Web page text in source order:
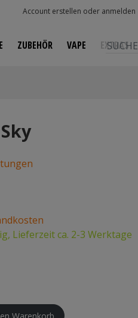
Account erstellen oder anmelden
ZUBEHÖR VAPE EXTRAS
Lieferzeit ca. 2-3 Werktage
Warenkorb